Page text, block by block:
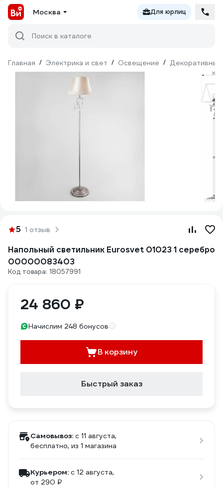
Москва Для юрлиц
Поиск в каталоге
Главная / Электрика и свет / Освещение / Декоративный
5 1 отзыв
Напольный светильник Eurosvet 01023 1 серебро
00000083403
Код товара: 18057991
24 860 ₽
Начислим 248 бонусов
В корзину
Быстрый заказ
Самовывоз: c 11 августа,
бесплатно, из 1 магазина
Курьером: c 12 августа,
от 290 ₽